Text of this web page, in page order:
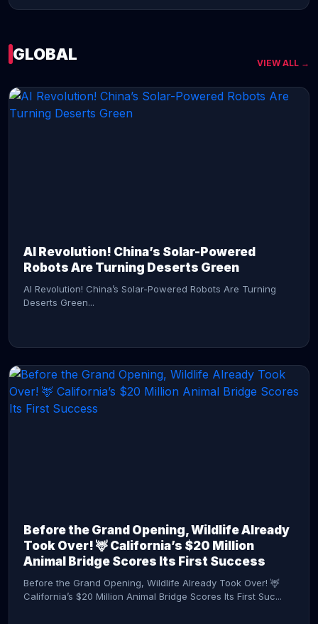
GLOBAL VIEW ALL →
AI Revolution! China’s Solar-Powered
Robots Are Turning Deserts Green
AI Revolution! China’s Solar-Powered Robots Are Turning
Deserts Green...
Before the Grand Opening, Wildlife Already
Took Over! 🦌 California’s $20 Million
Animal Bridge Scores Its First Success
Before the Grand Opening, Wildlife Already Took Over! 🦌
California’s $20 Million Animal Bridge Scores Its First Suc...